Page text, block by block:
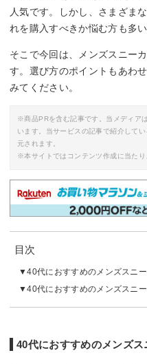
人気です。しかし、さまざま
れを購入すべきか悩む方も多
そこで今回は、メンズスニー
す。選び方のポイントもあわ
みてください。
※商品PRを含む記事です。当メディア
います。当サービスの記事で紹介して
元されます。
※本サイトではコンテンツ作成に当たり
目次
40代におすすめのメンズスニ
40代におすすめのメンズスニ
40代におすすめのメンズ